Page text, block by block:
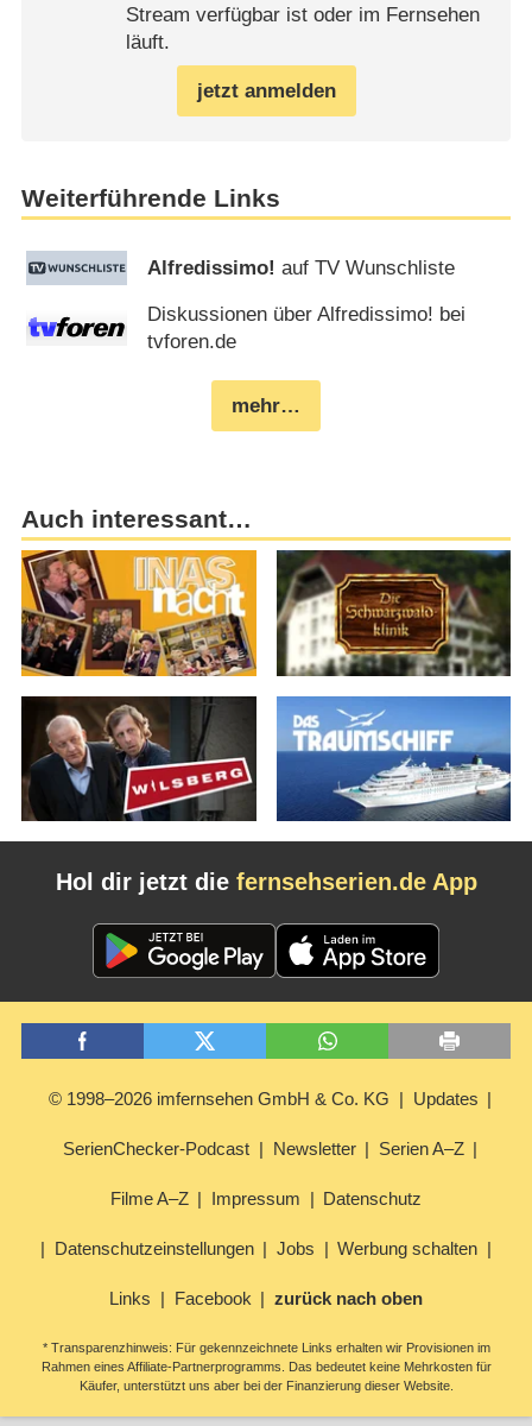
Stream verfügbar ist oder im Fernsehen
läuft.
jetzt anmelden
Weiterführende Links
Alfredissimo! auf TV Wunschliste
Diskussionen über Alfredissimo! bei
tvforen.de
mehr…
Auch interessant…
Hol dir jetzt die fernsehserien.de App
© 1998–2026 imfernsehen GmbH & Co. KG Updates
SerienChecker-Podcast Newsletter Serien A–Z
Filme A–Z Impressum Datenschutz
Datenschutzeinstellungen Jobs Werbung schalten
Links Facebook zurück nach oben
* Transparenzhinweis: Für gekennzeichnete Links erhalten wir Provisionen im
Rahmen eines Affiliate-Partnerprogramms. Das bedeutet keine Mehrkosten für
Käufer, unterstützt uns aber bei der Finanzierung dieser Website.